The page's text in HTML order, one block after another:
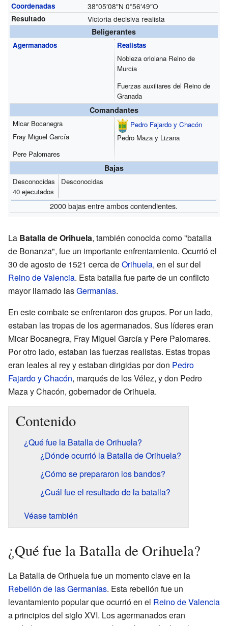
Coordenadas 38°05′08″N 0°56′49″O
Resultado
Victoria decisiva realista
Beligerantes
Agermanados
Realistas
Nobleza oriolana Reino de
Murcia
Fuerzas auxiliares del Reino de
Granada
Comandantes
Micar Bocanegra
Fray Miguel García
Pere Palomares
Pedro Fajardo y Chacón
Pedro Maza y Lizana
Bajas
Desconocidas
40 ejecutados
Desconocidas
2000 bajas entre ambos contendientes.
La Batalla de Orihuela, también conocida como "batalla
de Bonanza", fue un importante enfrentamiento. Ocurrió el
30 de agosto de 1521 cerca deOrihuela, en el sur del
Reino de Valencia. Esta batalla fue parte de un conflicto
mayor llamado lasGermanías.
En este combate se enfrentaron dos grupos. Por un lado,
estaban las tropas de los agermanados. Sus líderes eran
Micar Bocanegra, Fray Miguel García y Pere Palomares.
Por otro lado, estaban las fuerzas realistas. Estas tropas
eran leales al rey y estaban dirigidas por don Pedro
Fajardo y Chacón, marqués de los Vélez, y don Pedro
Maza y Chacón, gobernador de Orihuela.
Contenido
¿Qué fue la Batalla de Orihuela?
¿Dónde ocurrió la Batalla de Orihuela?
¿Cómo se prepararon los bandos?
¿Cuál fue el resultado de la batalla?
Véase también
¿Qué fue la Batalla de Orihuela?
La Batalla de Orihuela fue un momento clave en la
Rebelión de las Germanías. Esta rebelión fue un
levantamiento popular que ocurrió en el Reino de Valencia
a principios del siglo XVI. Los agermanados eran